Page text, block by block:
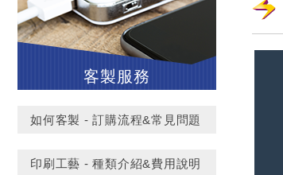
客製服務
如何客製 - 訂購流程&常見問題
印刷工藝 - 種類介紹&費用說明